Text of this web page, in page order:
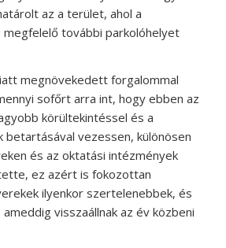
az a terület, ahol a
megfelelő további parkolóhelyet
megnövekedett forgalommal
sofőrt arra int, hogy ebben az
körültekintéssel és a
betartásával vezessen, különösen
és az oktatási intézmények
ez azért is fokozottan
ilyenkor szertelenebbek, és
visszaállnak az év közbeni